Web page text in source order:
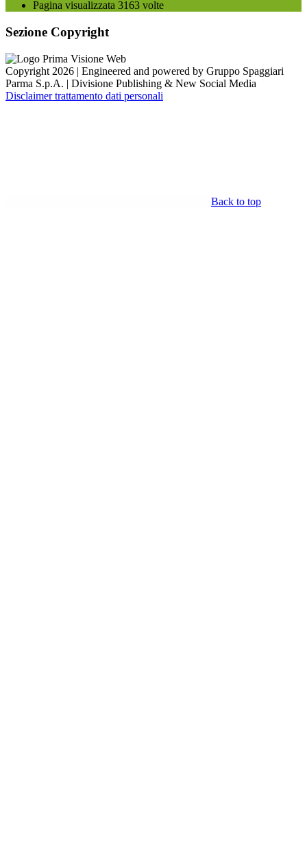
Pagina visualizzata 3163 volte
Sezione Copyright
Copyright 2026 | Engineered and powered by Gruppo Spaggiari
Parma S.p.A. | Divisione Publishing & New Social Media
Disclaimer trattamento dati personali
Back to top